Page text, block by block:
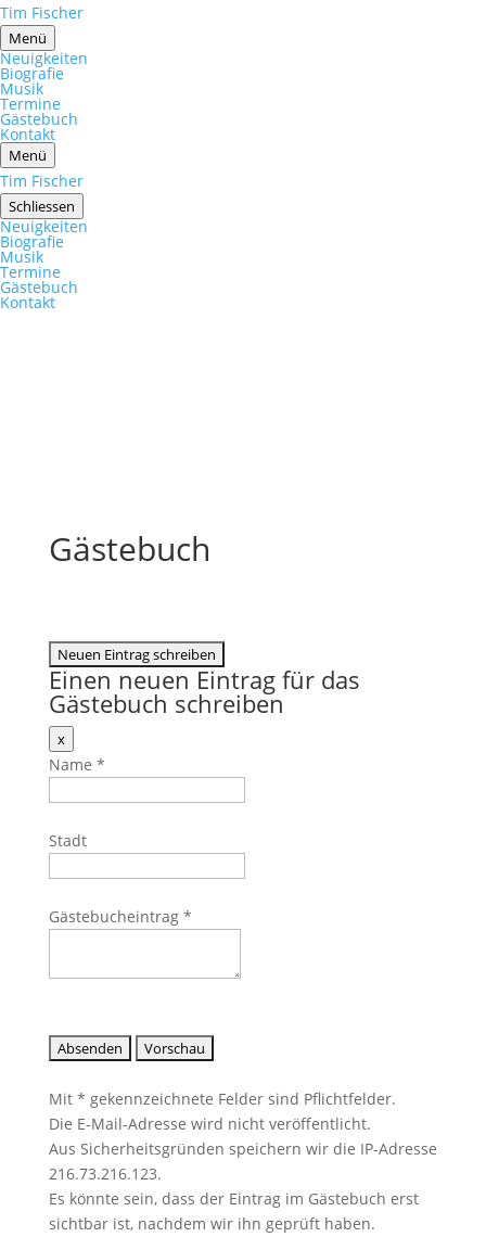
Tim Fischer
Menü
Neuigkeiten
Biografie
Musik
Termine
Gästebuch
Kontakt
Menü
Tim Fischer
Schliessen
Neuigkeiten
Biografie
Musik
Termine
Gästebuch
Kontakt
Gästebuch
Einen neuen Eintrag für das
Gästebuch schreiben
xDieses
Formular
ausblenden
Name *
Stadt
Gästebucheintrag *
Mit * gekennzeichnete Felder sind Pflichtfelder.
Die E-Mail-Adresse wird nicht veröffentlicht.
Aus Sicherheitsgründen speichern wir die IP-Adresse
216.73.216.123.
Es könnte sein, dass der Eintrag im Gästebuch erst
sichtbar ist, nachdem wir ihn geprüft haben.